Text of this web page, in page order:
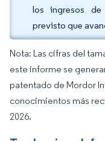
los ingresos
previsto que
Nota: Las cifras del
este informe se
patentado de Mordor
conocimientos más
2026.